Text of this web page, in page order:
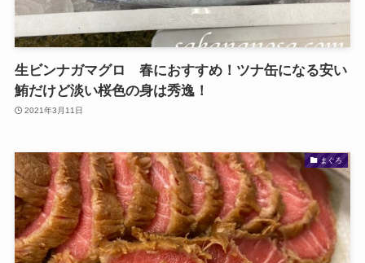
生ビンナガマグロ 春におすすめ！ツナ缶になる安い
鮪だけど淡い桜色の身は秀逸！
2021年3月11日
まぐろ